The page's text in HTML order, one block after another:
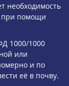
необходимость
при помощи
1000/1000
или
и по
её в почву.